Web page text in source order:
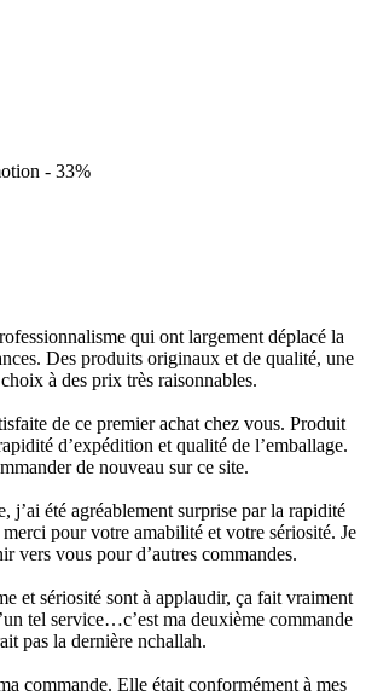
- 33%
qui ont largement déplacé la
Des produits originaux et de qualité, une
à des prix très raisonnables.
de ce premier achat chez vous. Produit
d’expédition et qualité de l’emballage.
de nouveau sur ce site.
j’ai été agréablement surprise par la rapidité
pour votre amabilité et votre sériosité. Je
vers vous pour d’autres commandes.
et sériosité sont à applaudir, ça fait vraiment
tel service…c’est ma deuxième commande
pas la dernière nchallah.
commande. Elle était conformément à mes